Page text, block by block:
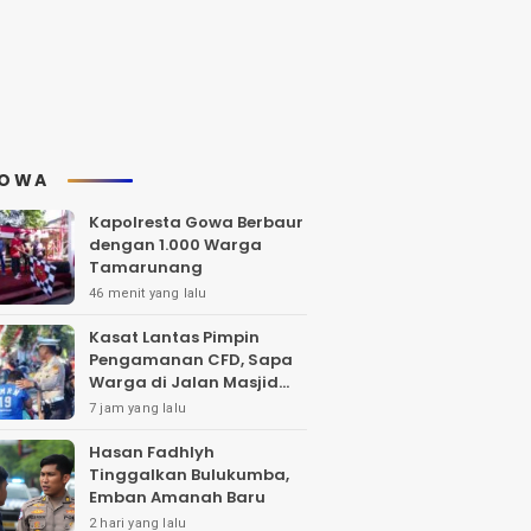
Kapolresta Gowa Berbaur
dengan 1.000 Warga
Tamarunang
46 menit yang lalu
Kasat Lantas Pimpin
Pengamanan CFD, Sapa
Warga di Jalan Masjid
Raya
7 jam yang lalu
Hasan Fadhlyh
Tinggalkan Bulukumba,
Emban Amanah Baru
2 hari yang lalu